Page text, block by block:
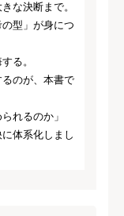
な決断まで。
型」が身につ
る。
のが、本書で
れるのか」
体系化しまし